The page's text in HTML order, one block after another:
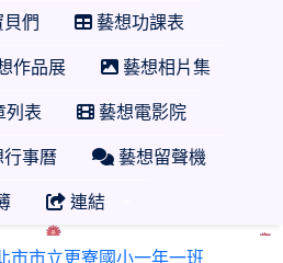
貝們 藝想功課表
作品展 藝想相片集
列表 藝想電影院
行事曆 藝想留聲機
連結